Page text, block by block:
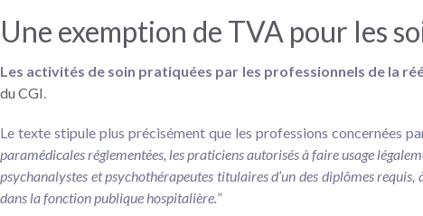
Une exemption de TVA pour les
Les activités de soin pratiquées par les professionnels de la
du CGI.
Le texte stipule plus précisément que les professions concernées
paramédicales réglementées, les praticiens autorisés à faire usage
psychanalystes et psychothérapeutes titulaires d’un des diplômes
dans la fonction publique hospitalière.”